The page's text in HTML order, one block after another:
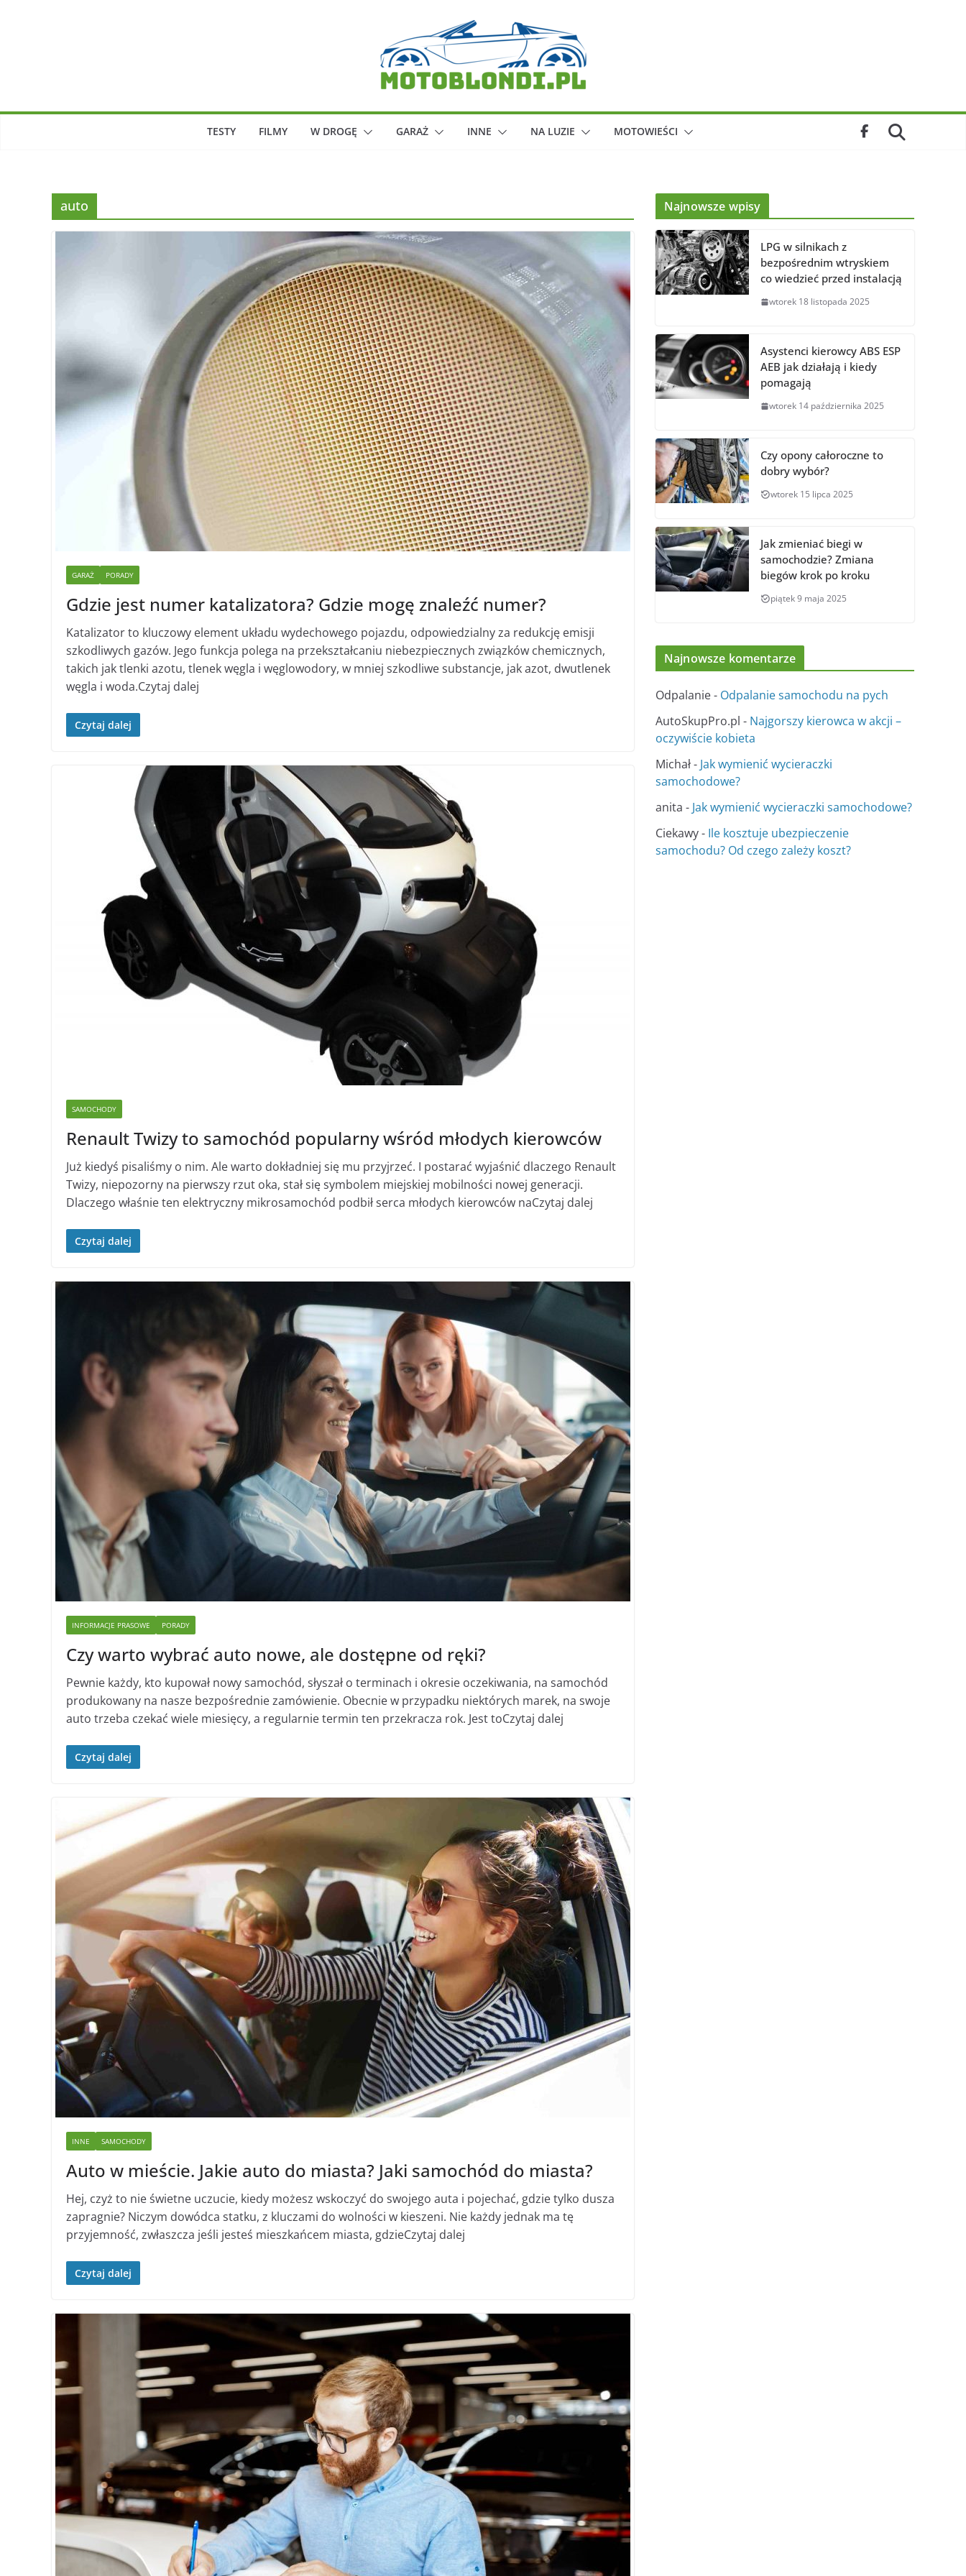
TESTY FILMY W DROGĘ GARAŻ INNE NA LUZIE MOTOWIEŚCI
auto
GARAŻ PORADY
Gdzie jest numer katalizatora? Gdzie mogę znaleźć numer?
Katalizator to kluczowy element układu wydechowego pojazdu, odpowiedzialny za redukcję emisji
szkodliwych gazów. Jego funkcja polega na przekształcaniu niebezpiecznych związków chemicznych,
takich jak tlenki azotu, tlenek węgla i węglowodory, w mniej szkodliwe substancje, jak azot, dwutlenek
węgla i woda.Czytaj dalej
Czytaj dalej
SAMOCHODY
Renault Twizy to samochód popularny wśród młodych kierowców
Już kiedyś pisaliśmy o nim. Ale warto dokładniej się mu przyjrzeć. I postarać wyjaśnić dlaczego Renault
Twizy, niepozorny na pierwszy rzut oka, stał się symbolem miejskiej mobilności nowej generacji.
Dlaczego właśnie ten elektryczny mikrosamochód podbił serca młodych kierowców naCzytaj dalej
Czytaj dalej
INFORMACJE PRASOWE PORADY
Czy warto wybrać auto nowe, ale dostępne od ręki?
Pewnie każdy, kto kupował nowy samochód, słyszał o terminach i okresie oczekiwania, na samochód
produkowany na nasze bezpośrednie zamówienie. Obecnie w przypadku niektórych marek, na swoje
auto trzeba czekać wiele miesięcy, a regularnie termin ten przekracza rok. Jest toCzytaj dalej
Czytaj dalej
INNE SAMOCHODY
Auto w mieście. Jakie auto do miasta? Jaki samochód do miasta?
Hej, czyż to nie świetne uczucie, kiedy możesz wskoczyć do swojego auta i pojechać, gdzie tylko dusza
zapragnie? Niczym dowódca statku, z kluczami do wolności w kieszeni. Nie każdy jednak ma tę
przyjemność, zwłaszcza jeśli jesteś mieszkańcem miasta, gdzieCzytaj dalej
Czytaj dalej
Najnowsze wpisy
LPG w silnikach z
bezpośrednim wtryskiem
co wiedzieć przed instalacją
wtorek 18 listopada 2025
Asystenci kierowcy ABS ESP
AEB jak działają i kiedy
pomagają
wtorek 14 października 2025
Czy opony całoroczne to
dobry wybór?
wtorek 15 lipca 2025
Jak zmieniać biegi w
samochodzie? Zmiana
biegów krok po kroku
piątek 9 maja 2025
Najnowsze komentarze
Odpalanie- Odpalanie samochodu na pych
AutoSkupPro.pl - Najgorszy kierowca w akcji –
oczywiście kobieta
Michał- Jak wymienić wycieraczki
samochodowe?
anita - Jak wymienić wycieraczki samochodowe?
Ciekawy- Ile kosztuje ubezpieczenie
samochodu? Od czego zależy koszt?